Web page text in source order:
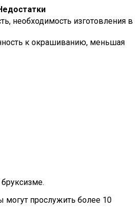
необходимость изготовления в
к окрашиванию, меньшая
могут прослужить более 10